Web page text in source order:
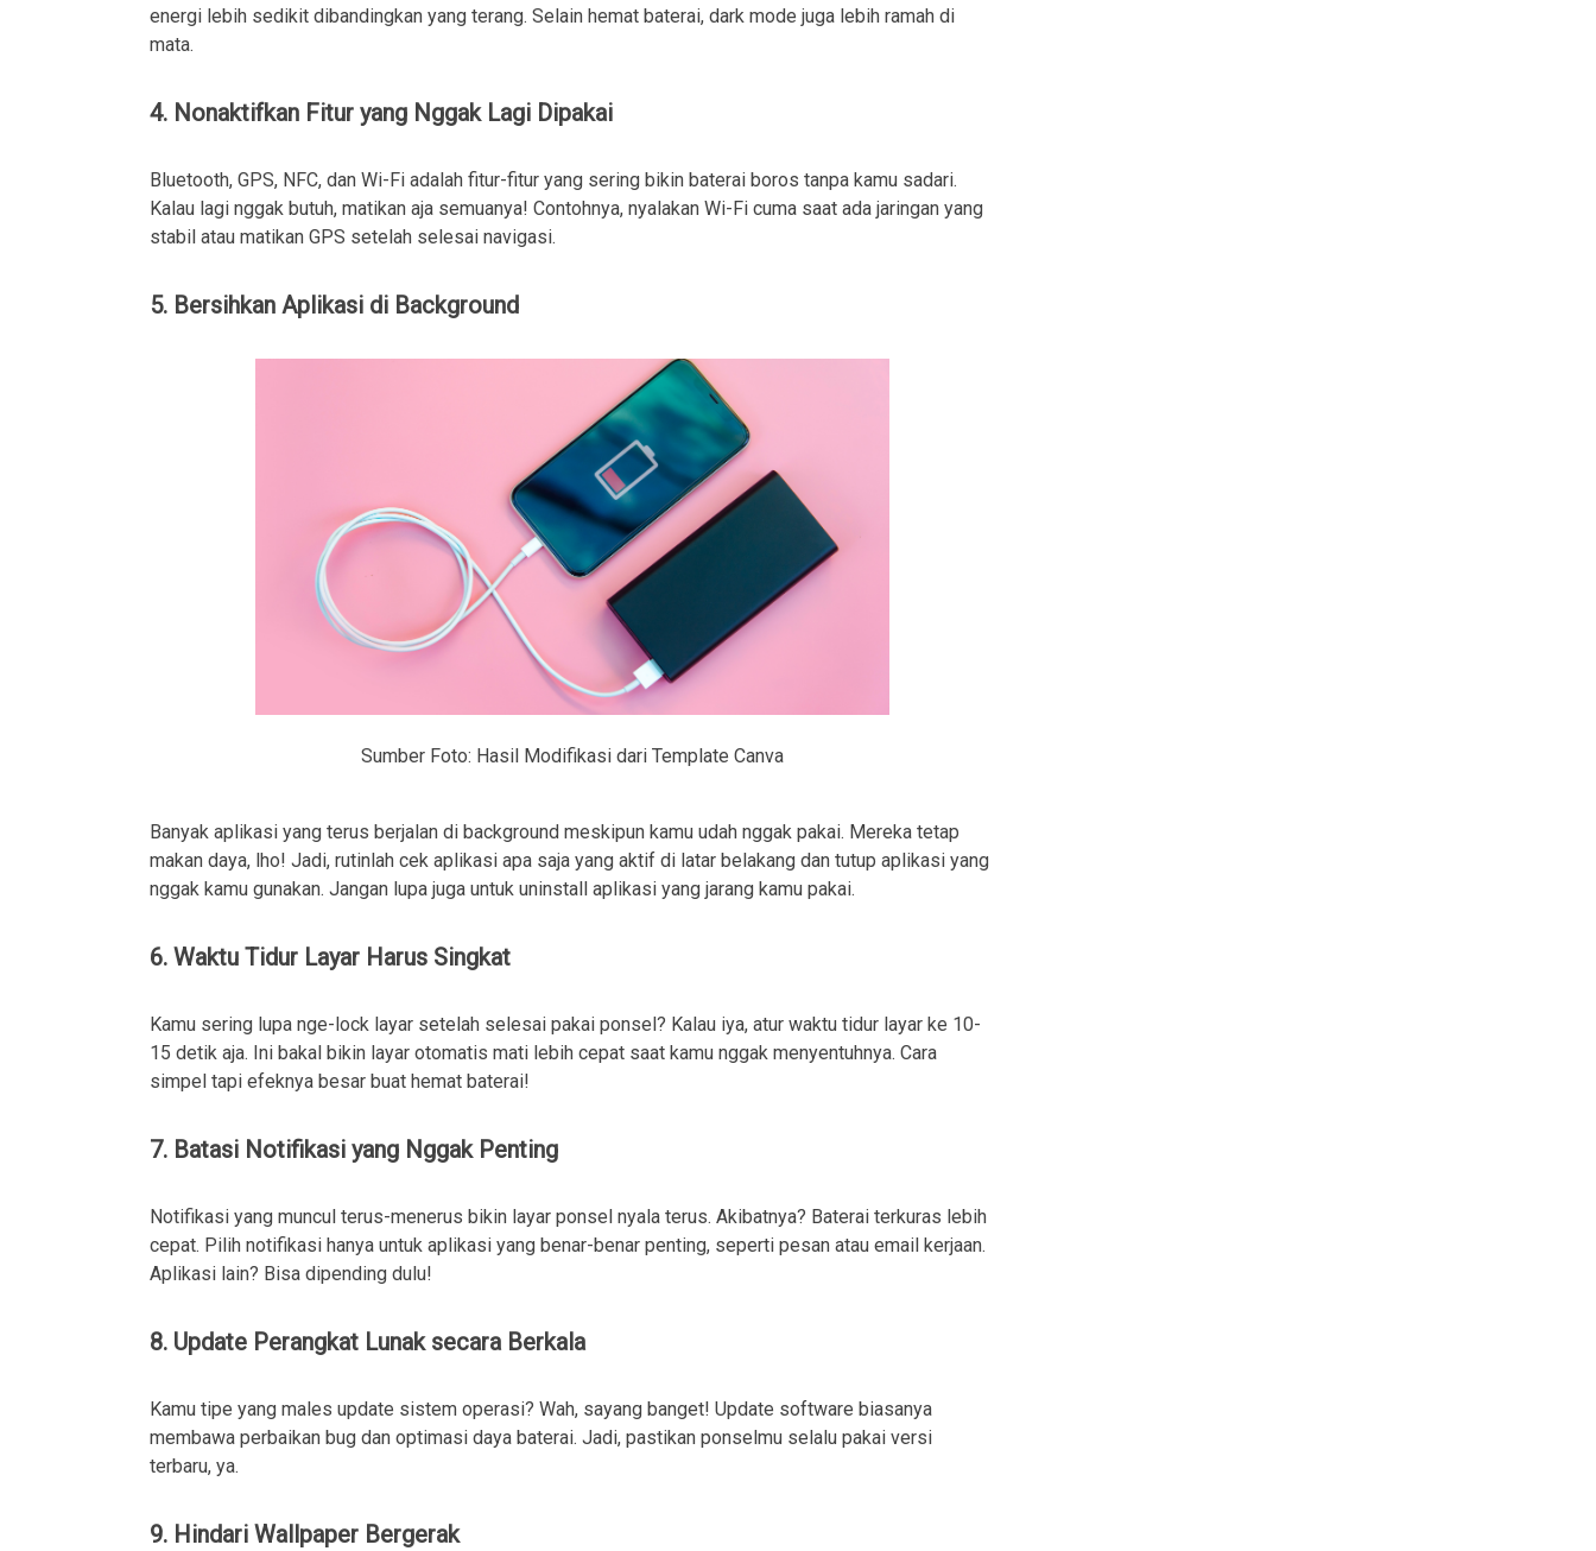
energi lebih sedikit dibandingkan yang terang. Selain hemat baterai, dark mode juga lebih ramah di
mata.
4. Nonaktifkan Fitur yang Nggak Lagi Dipakai
Bluetooth, GPS, NFC, dan Wi-Fi adalah fitur-fitur yang sering bikin baterai boros tanpa kamu sadari.
Kalau lagi nggak butuh, matikan aja semuanya! Contohnya, nyalakan Wi-Fi cuma saat ada jaringan yang
stabil atau matikan GPS setelah selesai navigasi.
5. Bersihkan Aplikasi di Background
Sumber Foto: Hasil Modifikasi dari Template Canva
Banyak aplikasi yang terus berjalan di background meskipun kamu udah nggak pakai. Mereka tetap
makan daya, lho! Jadi, rutinlah cek aplikasi apa saja yang aktif di latar belakang dan tutup aplikasi yang
nggak kamu gunakan. Jangan lupa juga untuk uninstall aplikasi yang jarang kamu pakai.
6. Waktu Tidur Layar Harus Singkat
Kamu sering lupa nge-lock layar setelah selesai pakai ponsel? Kalau iya, atur waktu tidur layar ke 10-
15 detik aja. Ini bakal bikin layar otomatis mati lebih cepat saat kamu nggak menyentuhnya. Cara
simpel tapi efeknya besar buat hemat baterai!
7. Batasi Notifikasi yang Nggak Penting
Notifikasi yang muncul terus-menerus bikin layar ponsel nyala terus. Akibatnya? Baterai terkuras lebih
cepat. Pilih notifikasi hanya untuk aplikasi yang benar-benar penting, seperti pesan atau email kerjaan.
Aplikasi lain? Bisa dipending dulu!
8. Update Perangkat Lunak secara Berkala
Kamu tipe yang males update sistem operasi? Wah, sayang banget! Update software biasanya
membawa perbaikan bug dan optimasi daya baterai. Jadi, pastikan ponselmu selalu pakai versi
terbaru, ya.
9. Hindari Wallpaper Bergerak